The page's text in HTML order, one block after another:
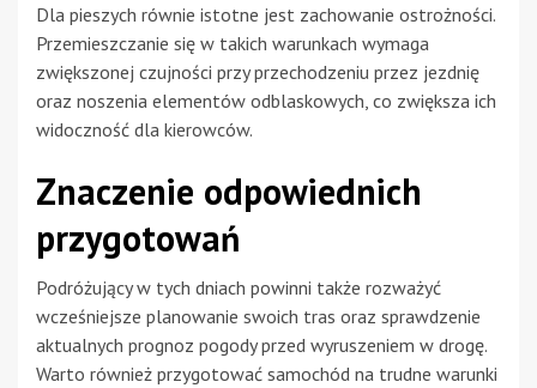
Dla pieszych równie istotne jest zachowanie ostrożności.
Przemieszczanie się w takich warunkach wymaga
zwiększonej czujności przy przechodzeniu przez jezdnię
oraz noszenia elementów odblaskowych, co zwiększa ich
widoczność dla kierowców.
Znaczenie odpowiednich
przygotowań
Podróżujący w tych dniach powinni także rozważyć
wcześniejsze planowanie swoich tras oraz sprawdzenie
aktualnych prognoz pogody przed wyruszeniem w drogę.
Warto również przygotować samochód na trudne warunki